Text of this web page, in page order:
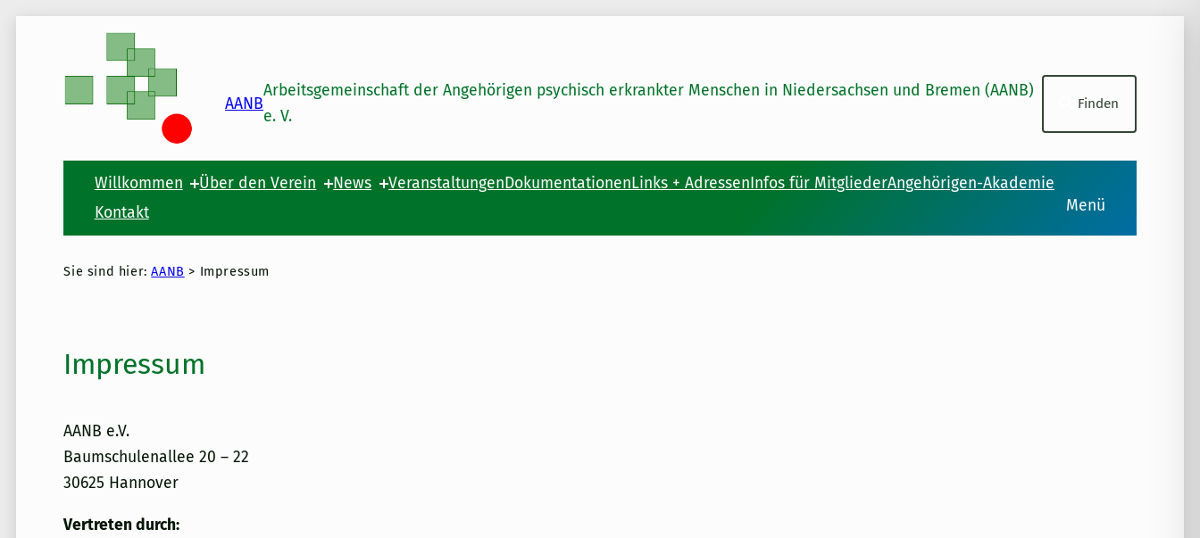
Skip to main content
Skip to footer
AANB
Arbeitsgemeinschaft der Angehörigen psychisch erkrankter Menschen in Niedersachsen und Bremen (AANB)
e. V.
Suchen
Finden
Willkommen Über den Verein News VeranstaltungenDokumentationenLinks + Adressen Infos für MitgliederAngehörigen-Akademie
Kontakt
Menü
Sie sind hier: AANB > Impressum
Impressum
AANB e.V.
Baumschulenallee 20 – 22
30625 Hannover
Vertreten durch: